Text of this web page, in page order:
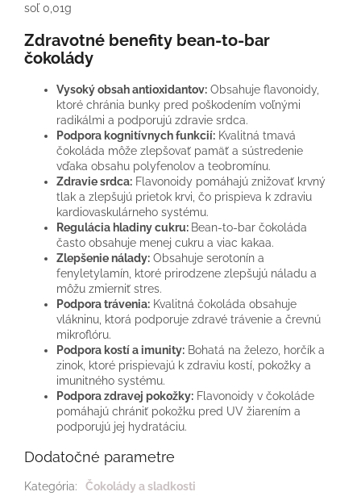
soľ 0,01g
Zdravotné benefity bean-to-bar
čokolády
Vysoký obsah antioxidantov: Obsahuje flavonoidy,
ktoré chránia bunky pred poškodením voľnými
radikálmi a podporujú zdravie srdca.
Podpora kognitívnych funkcií: Kvalitná tmavá
čokoláda môže zlepšovať pamäť a sústredenie
vďaka obsahu polyfenolov a teobromínu.
Zdravie srdca: Flavonoidy pomáhajú znižovať krvný
tlak a zlepšujú prietok krvi, čo prispieva k zdraviu
kardiovaskulárneho systému.
Regulácia hladiny cukru: Bean-to-bar čokoláda
často obsahuje menej cukru a viac kakaa.
Zlepšenie nálady: Obsahuje serotonín a
fenyletylamín, ktoré prirodzene zlepšujú náladu a
môžu zmierniť stres.
Podpora trávenia: Kvalitná čokoláda obsahuje
vlákninu, ktorá podporuje zdravé trávenie a črevnú
mikroflóru.
Podpora kostí a imunity: Bohatá na železo, horčík a
zinok, ktoré prispievajú k zdraviu kostí, pokožky a
imunitného systému.
Podpora zdravej pokožky: Flavonoidy v čokoláde
pomáhajú chrániť pokožku pred UV žiarením a
podporujú jej hydratáciu.
Dodatočné parametre
Kategória:
Čokolády a sladkosti